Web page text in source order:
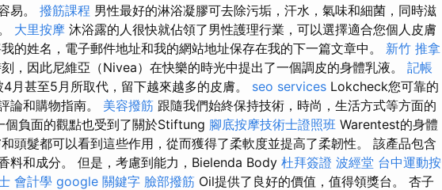
易。 撥筋課程 男性最好的淋浴凝膠可去除污垢，汗水，氣味和細菌，同時滋
大里按摩 沐浴露的人很快就佔領了男性護理行業，可以選擇適合您個人皮膚
的姓名，電子郵件地址和我的網站地址保存在我的下一篇文章中。 新竹 推拿
，因此尼維亞（Nivea）在快樂的時光中提出了一個調皮的身體乳液。 記帳
4月甚至5月所取代，留下越來越多的皮膚。 seo services Lokcheck您可靠的
論和購物指南。 美容撥筋 跟隨我們始終保持技術，時尚，生活方式等方面的
個負面的觀點也受到了關於Stiftung 腳底按摩技術士證照班 Warentest的身體
頭髮都可以看到這些作用，從而獲得了柔軟度並提高了柔韌性。 該產品包含
料和成分。 但是，考慮到能力，Bielenda Body 杜拜簽證 波經堂 台中運動按
會計學 google 關鍵字 臉部撥筋 Oil提供了良好的價值，值得領獎台。 杏子